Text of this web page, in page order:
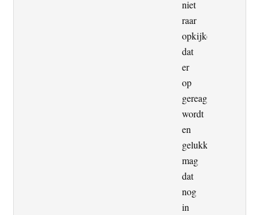
niet
raar
opkijken
dat
er
op
gereageerd
wordt
en
gelukkig
mag
dat
nog
in